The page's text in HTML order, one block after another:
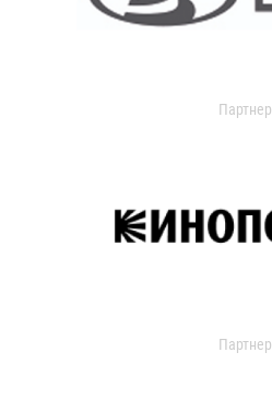
Партнер
Партнер